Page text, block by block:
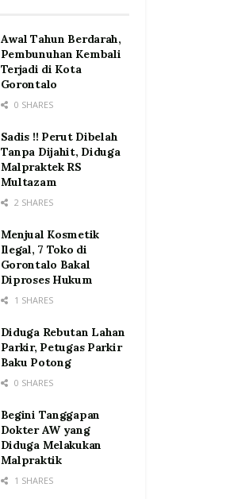
Awal Tahun Berdarah,
Pembunuhan Kembali
Terjadi di Kota
Gorontalo
0 SHARES
Sadis !! Perut Dibelah
Tanpa Dijahit, Diduga
Malpraktek RS
Multazam
2 SHARES
Menjual Kosmetik
Ilegal, 7 Toko di
Gorontalo Bakal
Diproses Hukum
1 SHARES
Diduga Rebutan Lahan
Parkir, Petugas Parkir
Baku Potong
0 SHARES
Begini Tanggapan
Dokter AW yang
Diduga Melakukan
Malpraktik
1 SHARES